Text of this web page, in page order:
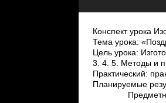
Конспект урока
Тема урока:
Цель урока:
3. 4. 5. Методы и
Практический:
Планируемые
Предметные: